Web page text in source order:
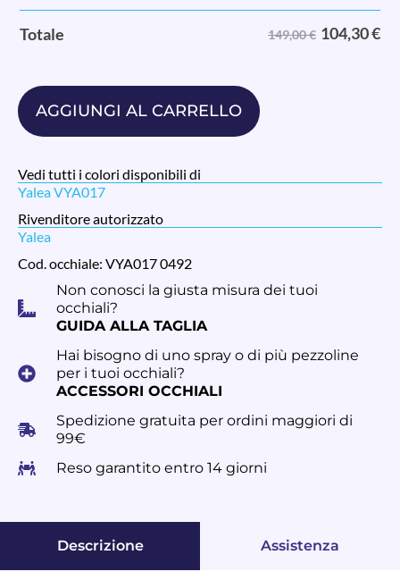
Totale 149,00 € 104,30€
AGGIUNGI AL CARRELLO
Vedi tutti i colori disponibili di
Yalea VYA017
Rivenditore autorizzato
Yalea
Cod. occhiale: VYA017 0492
Non conosci la giusta misura dei tuoi
occhiali?
GUIDA ALLA TAGLIA
Hai bisogno di uno spray o di più pezzoline
per i tuoi occhiali?
ACCESSORI OCCHIALI
Spedizione gratuita per ordini maggiori di
99€
Reso garantito entro 14 giorni
Descrizione Assistenza